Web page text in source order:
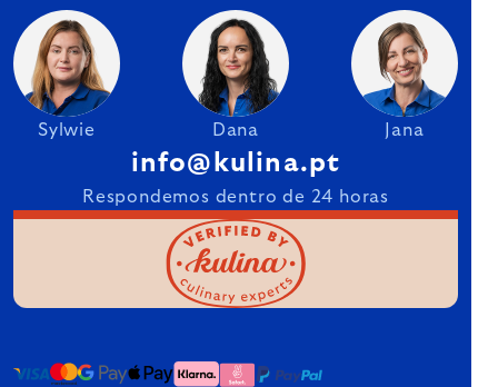
Sylwie Dana Jana
info@kulina.pt
Respondemos dentro de 24 horas